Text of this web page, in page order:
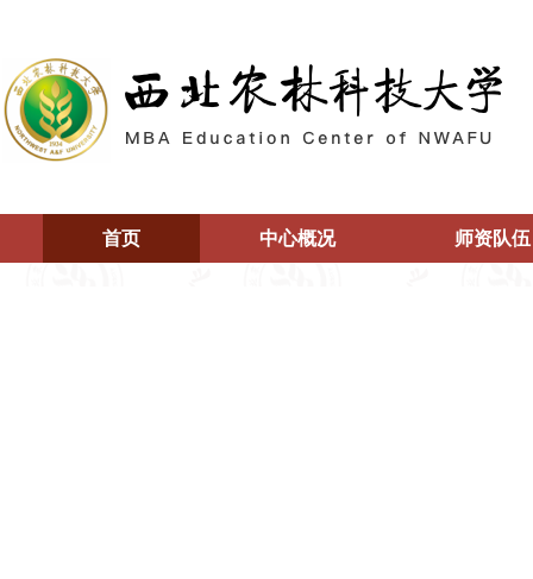
首页 中心概况 师资队伍